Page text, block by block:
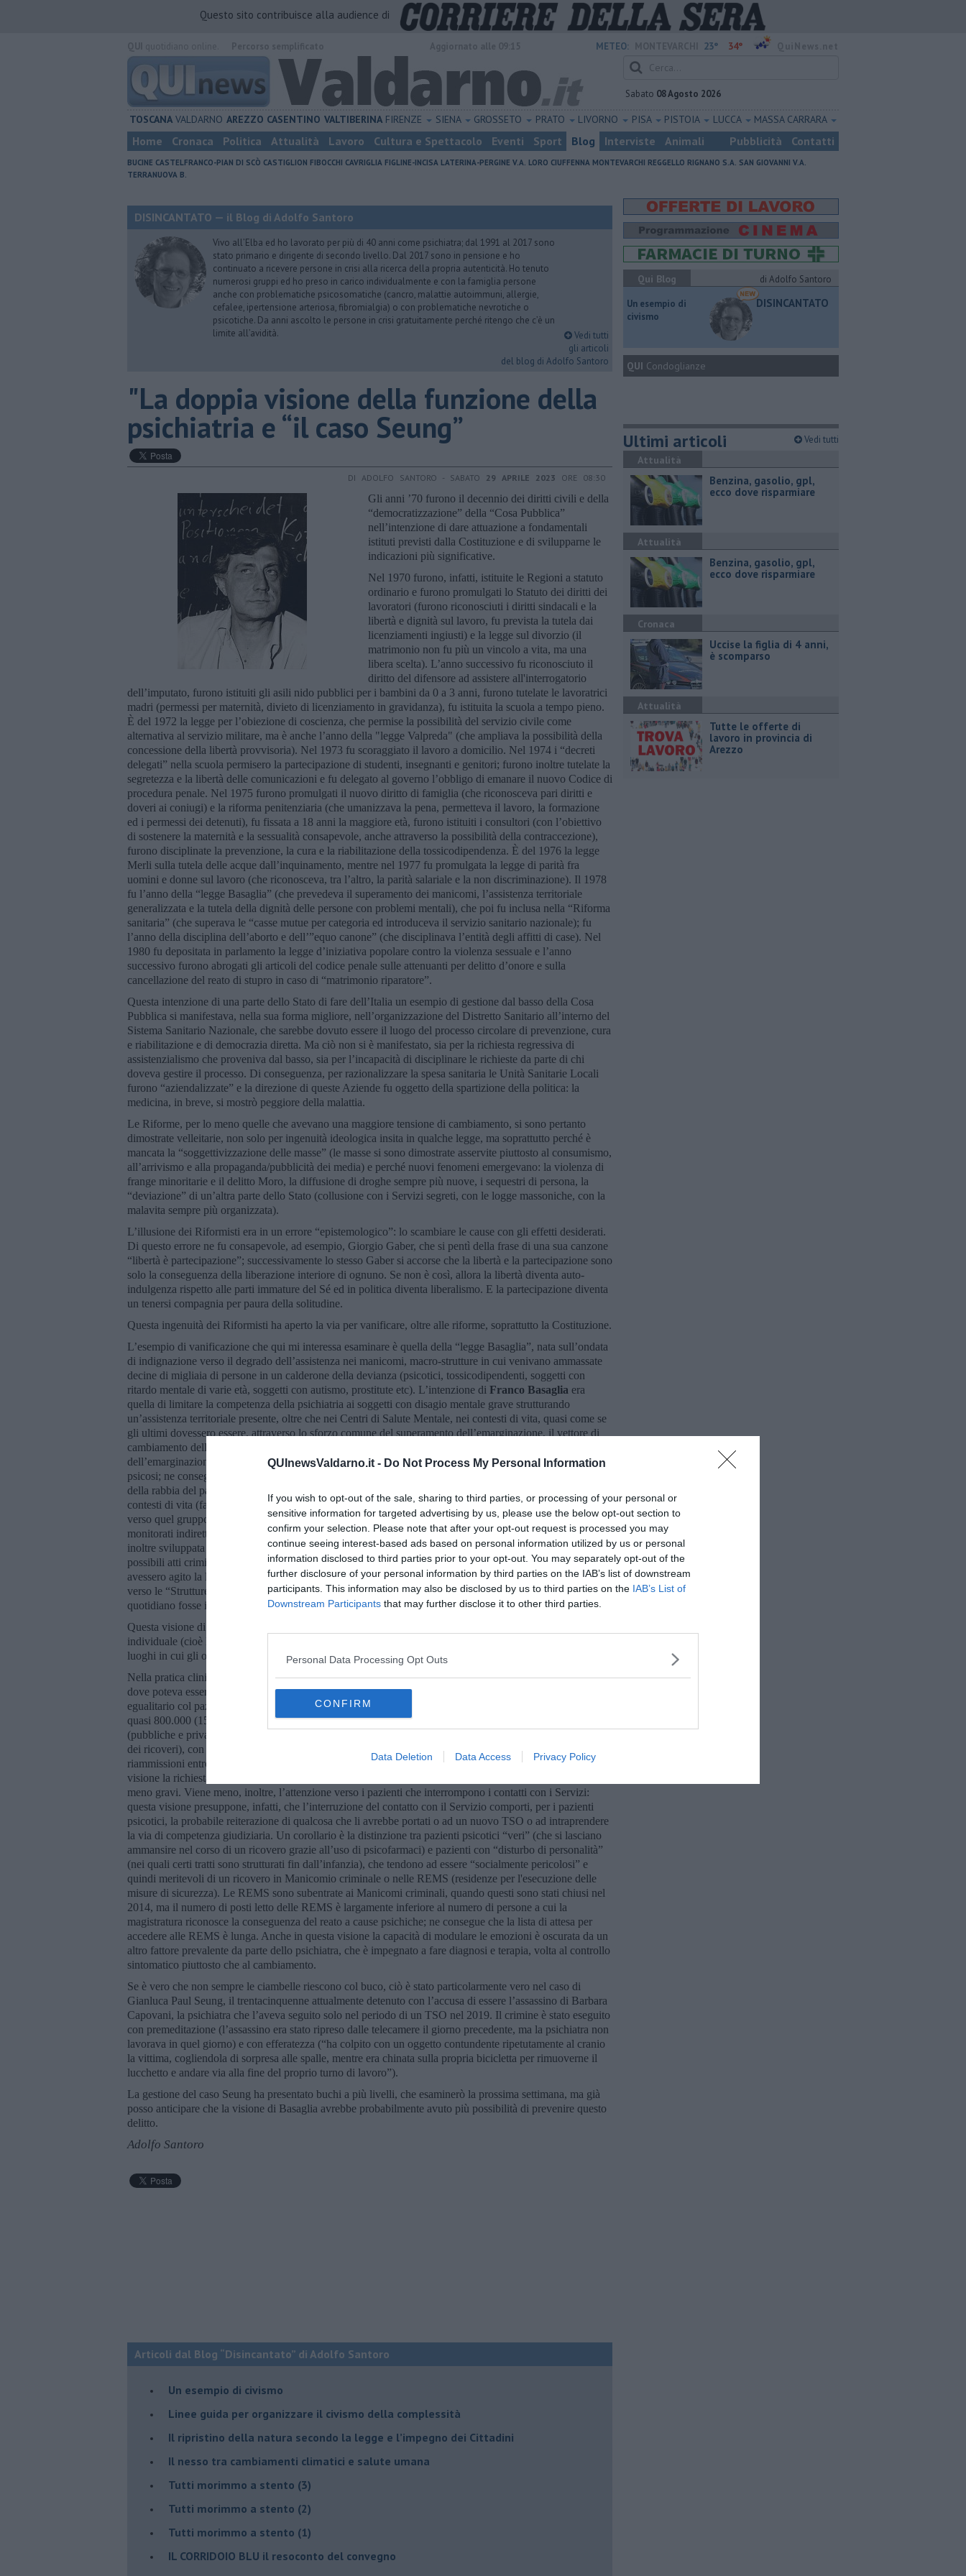
QUInewsValdarno.it - Do Not Process My Personal Information
If you wish to opt-out of the sale, sharing to third parties, or processing of your personal or
sensitive information for targeted advertising by us, please use the below opt-out section to
confirm your selection. Please note that after your opt-out request is processed you may
continue seeing interest-based ads based on personal information utilized by us or personal
information disclosed to third parties prior to your opt-out. You may separately opt-out of the
further disclosure of your personal information by third parties on the IAB’s list of downstream
participants. This information may also be disclosed by us to third parties on the IAB’s List of
Downstream Participants that may further disclose it to other third parties.
Personal Data Processing Opt Outs
CONFIRM
Data Deletion Data Access Privacy Policy
Questo sito contribuisce alla audience di
METEO: 23° 34°
Sabato 08 Agosto 2026
TOSCANA VALDARNO AREZZO CASENTINO VALTIBERINA FIRENZE SIENA GROSSETO PRATO LIVORNO PISA PISTOIA LUCCA MASSA CARRARA
Home Cronaca Politica Attualità Lavoro Cultura e Spettacolo Eventi Sport Blog Interviste Animali Pubblicità Contatti
BUCINE CASTELFRANCO-PIAN DI SCÒ CASTIGLION FIBOCCHI CAVRIGLIA FIGLINE-INCISA LATERINA-PERGINE V.A. LORO CIUFFENNA MONTEVARCHI REGGELLO RIGNANO S.A. SAN GIOVANNI V.A.
TERRANUOVA B.
DISINCANTATO — il Blog di Adolfo Santoro
Vivo all’Elba ed ho lavorato per più di 40 anni come psichiatra; dal 1991 al 2017 sono
stato primario e dirigente di secondo livello. Dal 2017 sono in pensione e ho
continuato a ricevere persone in crisi alla ricerca della propria autenticità. Ho tenuto
numerosi gruppi ed ho preso in carico individualmente e con la famiglia persone
anche con problematiche psicosomatiche (cancro, malattie autoimmuni, allergie,
cefalee, ipertensione arteriosa, fibromialgia) o con problematiche nevrotiche o
psicotiche. Da anni ascolto le persone in crisi gratuitamente perché ritengo che c’è un
limite all’avidità.
Vedi tutti
gli articoli
del blog di Adolfo Santoro
"​La doppia visione della funzione della
psichiatria e “il caso Seung”
DI ADOLFO SANTORO - SABATO 29 APRILE 2023 ORE 08:30
Gli anni ’70 furono il decennio dei diritti civili e della
“democratizzazione” della “Cosa Pubblica”
nell’intenzione di dare attuazione a fondamentali
istituti previsti dalla Costituzione e di svilupparne le
indicazioni più significative.
Nel 1970 furono, infatti, istituite le Regioni a statuto
ordinario e furono promulgati lo Statuto dei diritti dei
lavoratori (furono riconosciuti i diritti sindacali e la
libertà e dignità sul lavoro, fu prevista la tutela dai
licenziamenti ingiusti) e la legge sul divorzio (il
matrimonio non fu più un vincolo a vita, ma una
libera scelta). L’anno successivo fu riconosciuto il
diritto del difensore ad assistere all'interrogatorio
dell’imputato, furono istituiti gli asili nido pubblici per i bambini da 0 a 3 anni, furono tutelate le lavoratrici
madri (permessi per maternità, divieto di licenziamento in gravidanza), fu istituita la scuola a tempo pieno.
È del 1972 la legge per l’obiezione di coscienza, che permise la possibilità del servizio civile come
alternativa al servizio militare, ma è anche l’anno della "legge Valpreda" (che ampliava la possibilità della
concessione della libertà provvisoria). Nel 1973 fu scoraggiato il lavoro a domicilio. Nel 1974 i “decreti
delegati” nella scuola permisero la partecipazione di studenti, insegnanti e genitori; furono inoltre tutelate la
segretezza e la libertà delle comunicazioni e fu delegato al governo l’obbligo di emanare il nuovo Codice di
procedura penale. Nel 1975 furono promulgati il nuovo diritto di famiglia (che riconosceva pari diritti e
doveri ai coniugi) e la riforma penitenziaria (che umanizzava la pena, permetteva il lavoro, la formazione
ed i permessi dei detenuti), fu fissata a 18 anni la maggiore età, furono istituiti i consultori (con l’obiettivo
di sostenere la maternità e la sessualità consapevole, anche attraverso la possibilità della contraccezione),
furono disciplinate la prevenzione, la cura e la riabilitazione della tossicodipendenza. È del 1976 la legge
Merli sulla tutela delle acque dall’inquinamento, mentre nel 1977 fu promulgata la legge di parità fra
uomini e donne sul lavoro (che riconosceva, tra l’altro, la parità salariale e la non discriminazione). Il 1978
fu l’anno della “legge Basaglia” (che prevedeva il superamento dei manicomi, l’assistenza territoriale
generalizzata e la tutela della dignità delle persone con problemi mentali), che poi fu inclusa nella “Riforma
sanitaria” (che superava le “casse mutue per categoria ed introduceva il servizio sanitario nazionale); fu
l’anno della disciplina dell’aborto e dell’”equo canone” (che disciplinava l’entità degli affitti di case). Nel
1980 fu depositata in parlamento la legge d’iniziativa popolare contro la violenza sessuale e l’anno
successivo furono abrogati gli articoli del codice penale sulle attenuanti per delitto d’onore e sulla
cancellazione del reato di stupro in caso di “matrimonio riparatore”.
Questa intenzione di una parte dello Stato di fare dell’Italia un esempio di gestione dal basso della Cosa
Pubblica si manifestava, nella sua forma migliore, nell’organizzazione del Distretto Sanitario all’interno del
Sistema Sanitario Nazionale, che sarebbe dovuto essere il luogo del processo circolare di prevenzione, cura
e riabilitazione e di democrazia diretta. Ma ciò non si è manifestato, sia per la richiesta regressiva di
assistenzialismo che proveniva dal basso, sia per l’incapacità di disciplinare le richieste da parte di chi
doveva gestire il processo. Di conseguenza, per razionalizzare la spesa sanitaria le Unità Sanitarie Locali
furono “aziendalizzate” e la direzione di queste Aziende fu oggetto della spartizione della politica: la
medicina, in breve, si mostrò peggiore della malattia.
Le Riforme, per lo meno quelle che avevano una maggiore tensione di cambiamento, si sono pertanto
dimostrate velleitarie, non solo per ingenuità ideologica insita in qualche legge, ma soprattutto perché è
mancata la “soggettivizzazione delle masse” (le masse si sono dimostrate asservite piuttosto al consumismo,
all’arrivismo e alla propaganda/pubblicità dei media) e perché nuovi fenomeni emergevano: la violenza di
frange minoritarie e il delitto Moro, la diffusione di droghe sempre più nuove, i sequestri di persona, la
“deviazione” di un’altra parte dello Stato (collusione con i Servizi segreti, con le logge massoniche, con la
malavita sempre più organizzata).
L’illusione dei Riformisti era in un errore “epistemologico”: lo scambiare le cause con gli effetti desiderati.
Di questo errore ne fu consapevole, ad esempio, Giorgio Gaber, che si pentì della frase di una sua canzone
“libertà è partecipazione”; successivamente lo stesso Gaber si accorse che la libertà e la partecipazione sono
solo la conseguenza della liberazione interiore di ognuno. Se non è così, allora la libertà diventa auto-
indulgenza rispetto alle parti immature del Sé ed in politica diventa liberalismo. E la partecipazione diventa
un tenersi compagnia per paura della solitudine.
Questa ingenuità dei Riformisti ha aperto la via per vanificare, oltre alle riforme, soprattutto la Costituzione.
L’esempio di vanificazione che qui mi interessa esaminare è quella della “legge Basaglia”, nata sull’ondata
di indignazione verso il degrado dell’assistenza nei manicomi, macro-strutture in cui venivano ammassate
decine di migliaia di persone in un calderone della devianza (psicotici, tossicodipendenti, soggetti con
ritardo mentale di varie età, soggetti con autismo, prostitute etc). L’intenzione di Franco Basaglia era
quella di limitare la competenza della psichiatria ai soggetti con disagio mentale grave strutturando
un’assistenza territoriale presente, oltre che nei Centri di Salute Mentale, nei contesti di vita, quasi come se
gli ultimi dovessero essere, attraverso lo sforzo comune del superamento dell’emarginazione, il vettore di
cambiamento della qualità dello stare insieme, che già allora appariva degradato. Grazie alla rottura
dell’emarginazione lo psichiatra poteva precocemente strutturare un’alleanza terapeutica col paziente con
psicosi; ne conseguiva che l’uso della forza in psichiatria (trattamento sanitario obbligatorio, contenimento
della rabbia del paziente al letto eccetera) tendeva a diventare un evento eccezionale. Il contatto con i
contesti di vita (famiglia, vicinato, luoghi di socialità), inoltre, permetteva di dirigere l’attenzione anche
verso quel gruppo di pazienti che interrompevano il contatto diretto col servizio: potevano essere seguiti e
monitorati indirettamente attraverso il contatto con i familiari e il medico di medicina generale. Veniva
inoltre sviluppata un’intensa collaborazione con le Forze dell’Ordine e i Tribunali, sia per prevenire i
possibili atti criminosi dei pazienti più a rischio, sia per indirizzare verso la riabilitazione i pazienti che
avessero agito la loro rabbia: i pazienti psicotici autori di reato più o meno gravi erano, infatti, indirizzati
verso le “Strutture Intermedie territoriali”, consistenti in piccole comunità, dove la ritualità del vivere
quotidiano fosse il veicolo per la riabilitazione e il reinserimento nei normali contesti.
Questa visione di Basaglia, mai perfettamente compiuta perché la visione sociale oscurava la dinamica
individuale (cioè la capacità di ognuno di regolare le proprie emozioni), è stata realizzata, però, solo nei
luoghi in cui gli operatori psichiatrici erano altamente motivati.
Nella pratica clinica della psichiatria italiana è prevalsa la visione della centralità del “repartino” (SPDC),
dove poteva essere espresso il “sapere” psichiatrico, fatto di diagnosi e terapie, in un contesto mai
egualitario col paziente. Gli utenti psichiatrici assistiti dai servizi specialistici nel corso del 2021 sono stati
quasi 800.000 (158,4 soggetti ogni 10.000 abitanti) e le dimissioni dalle strutture psichiatriche ospedaliere
(pubbliche e private) sono state più di 130.000, di cui più di 5.500 in trattamento sanitario obbligatorio (7%
dei ricoveri), con una durata di degenza media di degenza media di 12,8 giorni; frequenti erano le
riammissioni entro 30 giorni (il 14,0% del delle dimissioni) ed entro 7 giorni (il 7,7%). All’interno di questa
visione la richiesta ai giudici è quella di collaborare in senso repressivo verso i pazienti autori di reati più o
meno gravi. Viene meno, inoltre, l’attenzione verso i pazienti che interrompono i contatti con i Servizi:
questa visione presuppone, infatti, che l’interruzione del contatto con il Servizio comporti, per i pazienti
psicotici, la probabile reiterazione di qualcosa che li avrebbe portati o ad un nuovo TSO o ad intraprendere
la via di competenza giudiziaria. Un corollario è la distinzione tra pazienti psicotici “veri” (che si lasciano
ammansire nel corso di un ricovero grazie all’uso di psicofarmaci) e pazienti con “disturbo di personalità”
(nei quali certi tratti sono strutturati fin dall’infanzia), che tendono ad essere “socialmente pericolosi” e
quindi meritevoli di un ricovero in Manicomio criminale o nelle REMS (residenze per l'esecuzione delle
misure di sicurezza). Le REMS sono subentrate ai Manicomi criminali, quando questi sono stati chiusi nel
2014, ma il numero di posti letto delle REMS è largamente inferiore al numero di persone a cui la
magistratura riconosce la conseguenza del reato a cause psichiche; ne consegue che la lista di attesa per
accedere alle REMS è lunga. Anche in questa visione la capacità di modulare le emozioni è oscurata da un
altro fattore prevalente da parte dello psichiatra, che è impegnato a fare diagnosi e terapia, volta al controllo
sintomatico piuttosto che al cambiamento.
Se è vero che non sempre le ciambelle riescono col buco, ciò è stato particolarmente vero nel caso di
Gianluca Paul Seung, il trentacinquenne attualmente detenuto con l’accusa di essere l’assassino di Barbara
Capovani, la psichiatra che l’aveva seguito solo nel periodo di un TSO nel 2019. Il crimine è stato eseguito
con premeditazione (l’assassino era stato ripreso dalle telecamere il giorno precedente, ma la psichiatra non
lavorava in quel giorno) e con efferatezza (“ha colpito con un oggetto contundente ripetutamente al cranio
la vittima, cogliendola di sorpresa alle spalle, mentre era chinata sulla propria bicicletta per rimuoverne il
lucchetto e andare via alla fine del proprio turno di lavoro”).
La gestione del caso Seung ha presentato buchi a più livelli, che esaminerò la prossima settimana, ma già
posso anticipare che la visione di Basaglia avrebbe probabilmente avuto più possibilità di prevenire questo
delitto.
Adolfo Santoro
Articoli dal Blog “Disincantato” di Adolfo Santoro
​Un esempio di civismo
​Linee guida per organizzare il civismo della complessità
​Il ripristino della natura secondo la legge e l’impegno dei Cittadini
Il nesso tra cambiamenti climatici e salute umana
Tutti morimmo a stento (3)
Tutti morimmo a stento (2)
​Tutti morimmo a stento (1)
IL CORRIDOIO BLU il resoconto del convegno
Qui Blog
di Adolfo Santoro
​Un esempio di
civismo
DISINCANTATO
QUI Condoglianze
Ultimi articoli Vedi tutti
Attualità
​Benzina, gasolio, gpl,
ecco dove risparmiare
Attualità
​Benzina, gasolio, gpl,
ecco dove risparmiare
Cronaca
Uccise la figlia di 4 anni,
è scomparso
Attualità
​Tutte le offerte di
lavoro in provincia di
Arezzo